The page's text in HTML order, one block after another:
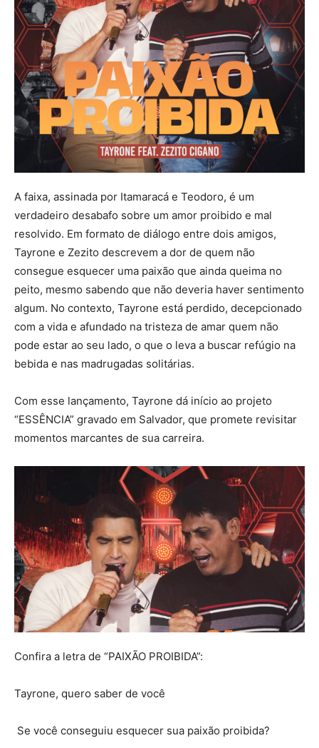
A faixa, assinada por Itamaracá e Teodoro, é um
verdadeiro desabafo sobre um amor proibido e mal
resolvido. Em formato de diálogo entre dois amigos,
Tayrone e Zezito descrevem a dor de quem não
consegue esquecer uma paixão que ainda queima no
peito, mesmo sabendo que não deveria haver sentimento
algum. No contexto, Tayrone está perdido, decepcionado
com a vida e afundado na tristeza de amar quem não
pode estar ao seu lado, o que o leva a buscar refúgio na
bebida e nas madrugadas solitárias.
Com esse lançamento, Tayrone dá início ao projeto
“ESSÊNCIA” gravado em Salvador, que promete revisitar
momentos marcantes de sua carreira.
Confira a letra de “PAIXÃO PROIBIDA”:
Tayrone, quero saber de você
‭ Se você conseguiu esquecer sua paixão proibida?‬